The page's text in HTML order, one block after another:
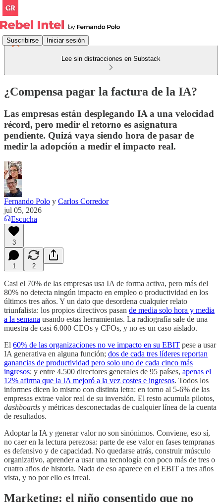
Suscribirse Iniciar sesión
Lee sin distracciones en Substack
¿Compensa pagar la factura de la IA?
Las empresas están desplegando IA a una velocidad
récord, pero medir el retorno es asignatura
pendiente. Quizá vaya siendo hora de pasar de
medir la adopción a medir el impacto real.
Fernando Polo y Carlos Corredor
jul 05, 2026
Escucha
3
1 2
Casi el 70% de las empresas usa IA de forma activa, pero más del
80% no detecta ningún impacto en empleo o productividad en los
últimos tres años. Y un dato que desordena cualquier relato
triunfalista: los propios directivos pasan de media solo hora y media
a la semana usando estas herramientas. La radiografía sale de una
muestra de casi 6.000 CEOs y CFOs, y no es un caso aislado.
El 60% de las organizaciones no ve impacto en su EBIT pese a usar
IA generativa en alguna función; dos de cada tres líderes reportan
ganancias de productividad pero solo uno de cada cinco más
ingresos; y entre 4.500 directores generales de 95 países, apenas el
12% afirma que la IA mejoró a la vez costes e ingresos. Todos los
informes dicen lo mismo con distinta letra: en torno al 5-6% de las
empresas extrae valor real de su inversión. El resto acumula pilotos,
dashboards y métricas desconectadas de cualquier línea de la cuenta
de resultados.
Adoptar la IA y generar valor no son sinónimos. Conviene, eso sí,
no caer en la lectura perezosa: parte de ese valor en fases tempranas
es defensivo y de capacidad. No quedarse atrás, construir músculo
organizativo, aprender a usar una tecnología con poco más de tres o
cuatro años de historia. Nada de eso aparece en el EBIT a tres años
vista, y no por ello es irreal.
Marketing: el niño consentido que no